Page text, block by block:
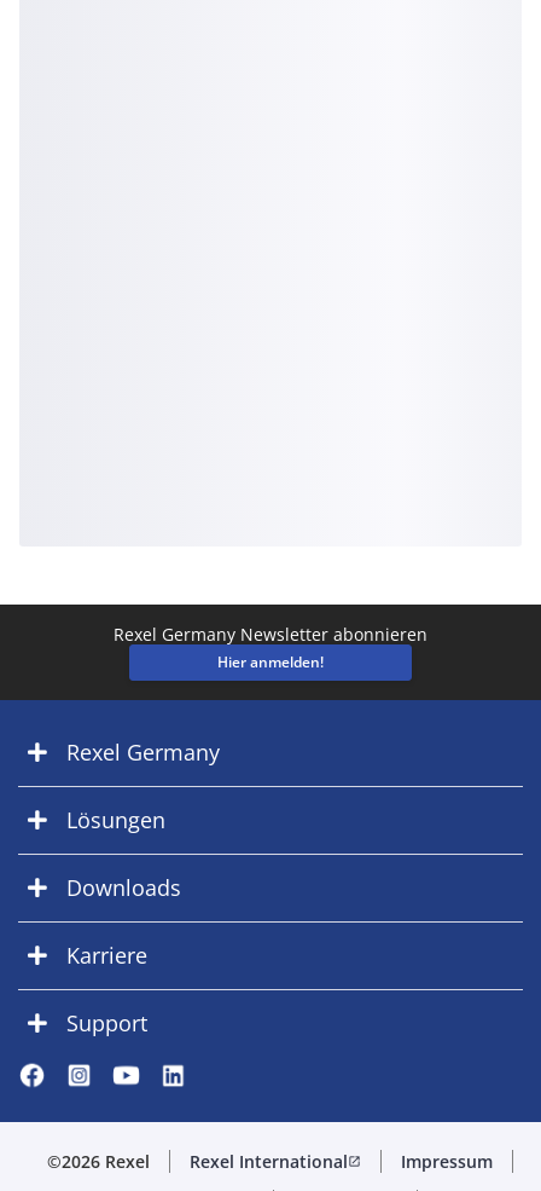
Rexel Germany Newsletter abonnieren
Hier anmelden!
Rexel Germany
Lösungen
Downloads
Karriere
Support
©2026 Rexel Rexel Internationalopen_in_new
Impressum